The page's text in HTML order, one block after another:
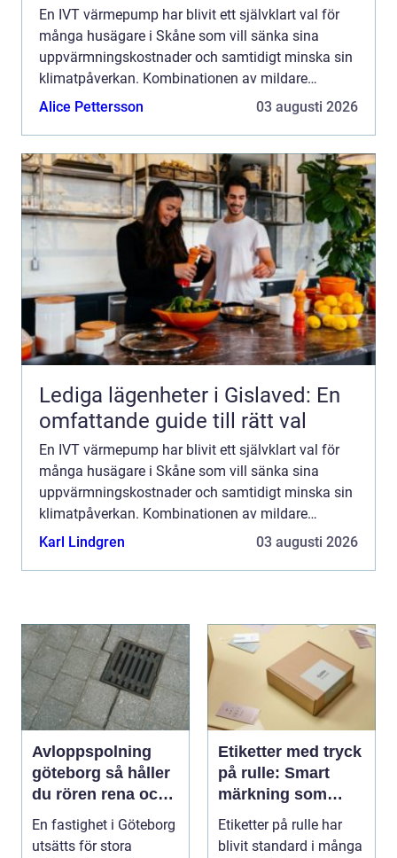
En IVT värmepump har blivit ett självklart val för
många husägare i Skåne som vill sänka sina
uppvärmningskostnader och samtidigt minska sin
klimatpåverkan. Kombinationen av mildare
skånskt klimat, höga elpriser och tillgång till
Alice Pettersson 03 augusti 2026
Lediga lägenheter i Gislaved: En
omfattande guide till rätt val
En IVT värmepump har blivit ett självklart val för
många husägare i Skåne som vill sänka sina
uppvärmningskostnader och samtidigt minska sin
klimatpåverkan. Kombinationen av mildare
skånskt klimat, höga elpriser och tillgång till
Karl Lindgren 03 augusti 2026
Avloppspolning
göteborg så håller
du rören rena och
trygga året runt
En fastighet i Göteborg
utsätts för stora
Etiketter med tryck
på rulle: Smart
märkning som
stärker både flöde
och varumärke
Etiketter på rulle har
blivit standard i många